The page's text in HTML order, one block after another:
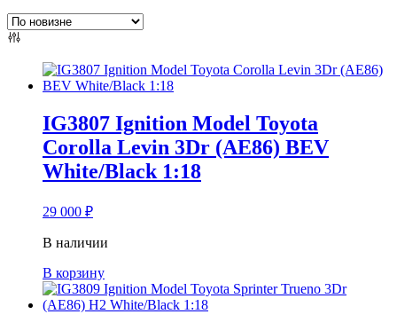
недавние
IG3807 Ignition Model Toyota
Corolla Levin 3Dr (AE86) BEV
White/Black 1:18
29 000 ₽
В наличии
В корзину